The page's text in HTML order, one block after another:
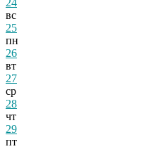
24
вс
25
пн
26
вт
27
ср
28
чт
29
пт